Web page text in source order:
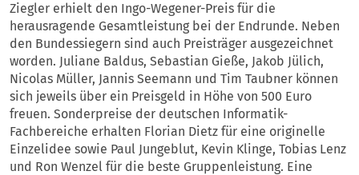
Ziegler erhielt den Ingo-Wegener-Preis für die
herausragende Gesamtleistung bei der Endrunde. Neben
den Bundessiegern sind auch Preisträger ausgezeichnet
worden. Juliane Baldus, Sebastian Gieße, Jakob Jülich,
Nicolas Müller, Jannis Seemann und Tim Taubner können
sich jeweils über ein Preisgeld in Höhe von 500 Euro
freuen. Sonderpreise der deutschen Informatik-
Fachbereiche erhalten Florian Dietz für eine originelle
Einzelidee sowie Paul Jungeblut, Kevin Klinge, Tobias Lenz
und Ron Wenzel für die beste Gruppenleistung. Eine